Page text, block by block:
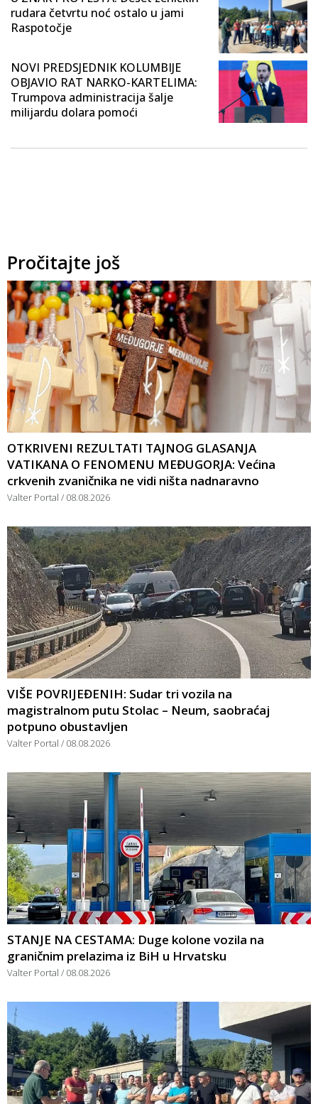
rudara četvrtu noć ostalo u jami
Raspotočje
NOVI PREDSJEDNIK KOLUMBIJE
OBJAVIO RAT NARKO-KARTELIMA:
Trumpova administracija šalje
milijardu dolara pomoći
Pročitajte još
OTKRIVENI REZULTATI TAJNOG GLASANJA
VATIKANA O FENOMENU MEĐUGORJA: Većina
crkvenih zvaničnika ne vidi ništa nadnaravno
Valter Portal 08.08.2026
VIŠE POVRIJEĐENIH: Sudar tri vozila na
magistralnom putu Stolac – Neum, saobraćaj
potpuno obustavljen
Valter Portal 08.08.2026
STANJE NA CESTAMA: Duge kolone vozila na
graničnim prelazima iz BiH u Hrvatsku
Valter Portal 08.08.2026